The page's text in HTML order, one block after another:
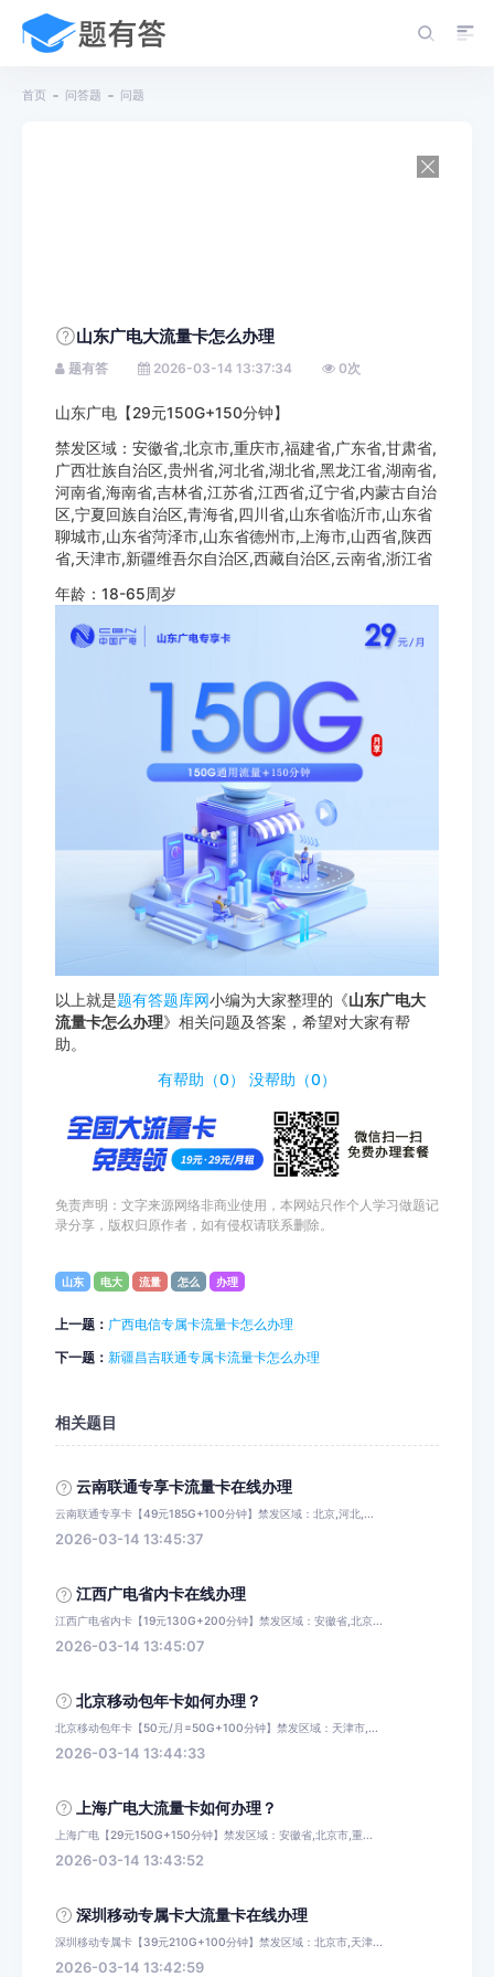
首页 问答题 问题
山东广电大流量卡怎么办理
题有答 2026-03-14 13:37:34 0次
山东广电【29元150G+150分钟】
禁发区域：安徽省,北京市,重庆市,福建省,广东省,甘肃省,
广西壮族自治区,贵州省,河北省,湖北省,黑龙江省,湖南省,
河南省,海南省,吉林省,江苏省,江西省,辽宁省,内蒙古自治
区,宁夏回族自治区,青海省,四川省,山东省临沂市,山东省
聊城市,山东省菏泽市,山东省德州市,上海市,山西省,陕西
省,天津市,新疆维吾尔自治区,西藏自治区,云南省,浙江省
年龄：18-65周岁
以上就是题有答题库网小编为大家整理的《山东广电大
流量卡怎么办理》相关问题及答案，希望对大家有帮
助。
有帮助（0） 没帮助（0）
免责声明：文字来源网络非商业使用，本网站只作个人学习做题记
录分享，版权归原作者，如有侵权请联系删除。
山东 电大 流量 怎么 办理
上一题： 广西电信专属卡流量卡怎么办理
下一题： 新疆昌吉联通专属卡流量卡怎么办理
相关题目
云南联通专享卡流量卡在线办理
云南联通专享卡【49元185G+100分钟】禁发区域：北京,河北,...
2026-03-14 13:45:37
江西广电省内卡在线办理
江西广电省内卡【19元130G+200分钟】禁发区域：安徽省,北京...
2026-03-14 13:45:07
北京移动包年卡如何办理？
北京移动包年卡【50元/月=50G+100分钟】禁发区域：天津市,...
2026-03-14 13:44:33
上海广电大流量卡如何办理？
上海广电【29元150G+150分钟】禁发区域：安徽省,北京市,重...
2026-03-14 13:43:52
深圳移动专属卡大流量卡在线办理
深圳移动专属卡【39元210G+100分钟】禁发区域：北京市,天津...
2026-03-14 13:42:59